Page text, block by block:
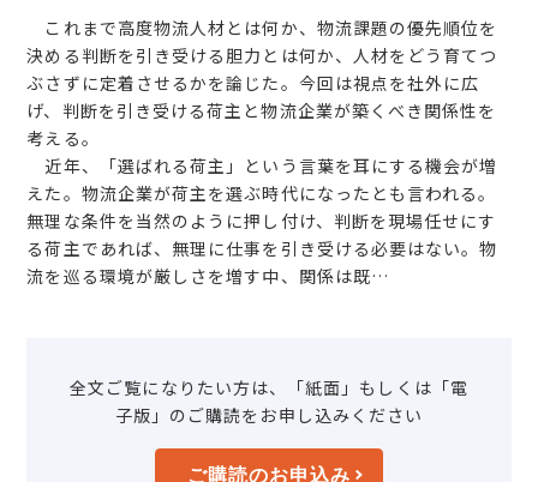
これまで高度物流人材とは何か、物流課題の優先順位を
決める判断を引き受ける胆力とは何か、人材をどう育てつ
ぶさずに定着させるかを論じた。今回は視点を社外に広
げ、判断を引き受ける荷主と物流企業が築くべき関係性を
考える。
近年、「選ばれる荷主」という言葉を耳にする機会が増
えた。物流企業が荷主を選ぶ時代になったとも言われる。
無理な条件を当然のように押し付け、判断を現場任せにす
る荷主であれば、無理に仕事を引き受ける必要はない。物
流を巡る環境が厳しさを増す中、関係は既…
全文ご覧になりたい方は、「紙面」もしくは「電
子版」のご購読をお申し込みください
ご購読のお申込み